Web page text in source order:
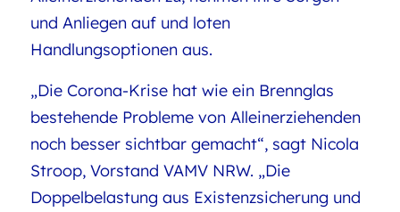
und Anliegen auf und loten
Handlungsoptionen aus.
„Die Corona-Krise hat wie ein Brennglas
bestehende Probleme von Alleinerziehenden
noch besser sichtbar gemacht“, sagt Nicola
Stroop, Vorstand VAMV NRW. „Die
Doppelbelastung aus Existenzsicherung und